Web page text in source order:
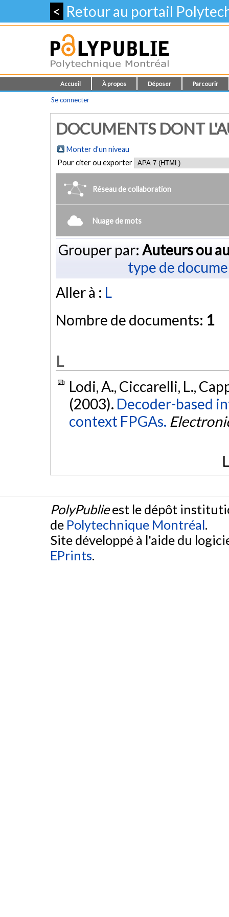
< Retour au portail
Accueil À propos Déposer Parcourir
Se connecter
DOCUMENTS DONT
Monter d'un niveau
Pour citer ou exporter
Réseau de collaboration
Nuage de mots
Grouper par: Auteurs ou
type de
Aller à : L
Nombre de documents: 1
L
Lodi, A., Ciccarelli, L.,
(2003). Decoder-based
context FPGAs.
PolyPublieest le dépôt
de Polytechnique Montréal.
Site développé à l'aide du
EPrints.